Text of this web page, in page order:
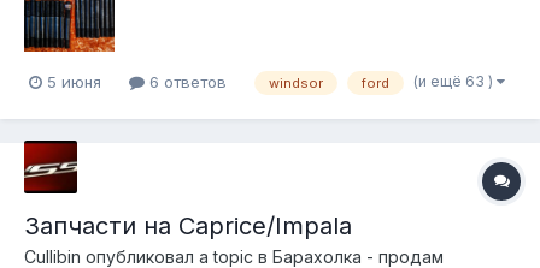
5 июня 6 ответов windsor ford (и ещё 63 )
Запчасти на Caprice/Impala
Cullibin опубликовал a topic в Барахолка - продам